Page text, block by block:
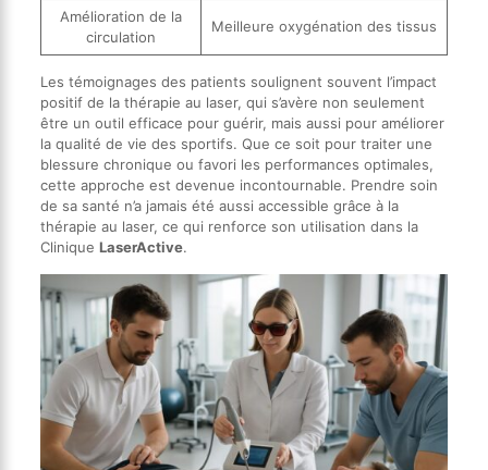
Amélioration de la
circulation
Meilleure oxygénation des tissus
Les témoignages des patients soulignent souvent l’impact
positif de la thérapie au laser, qui s’avère non seulement
être un outil efficace pour guérir, mais aussi pour améliorer
la qualité de vie des sportifs. Que ce soit pour traiter une
blessure chronique ou favori les performances optimales,
cette approche est devenue incontournable. Prendre soin
de sa santé n’a jamais été aussi accessible grâce à la
thérapie au laser, ce qui renforce son utilisation dans la
Clinique LaserActive.